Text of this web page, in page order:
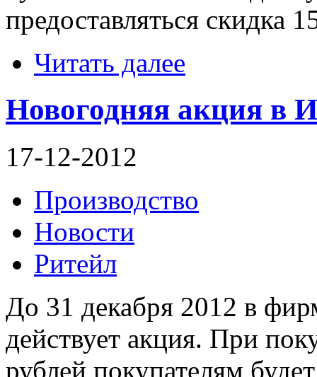
предоставляться скидка
Читать далее
Новогодняя акция в
17-12-2012
Производство
Новости
Ритейл
До 31 декабря 2012 в
действует акция. При
рублей покупателям